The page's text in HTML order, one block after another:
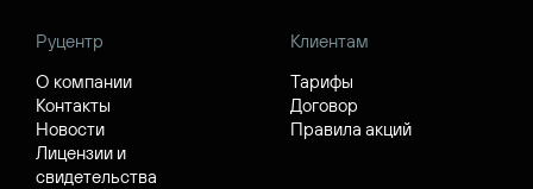
Руцентр
О компании
Контакты
Новости
Лицензии и
свидетельства
Клиентам
Тарифы
Договор
Правила акций